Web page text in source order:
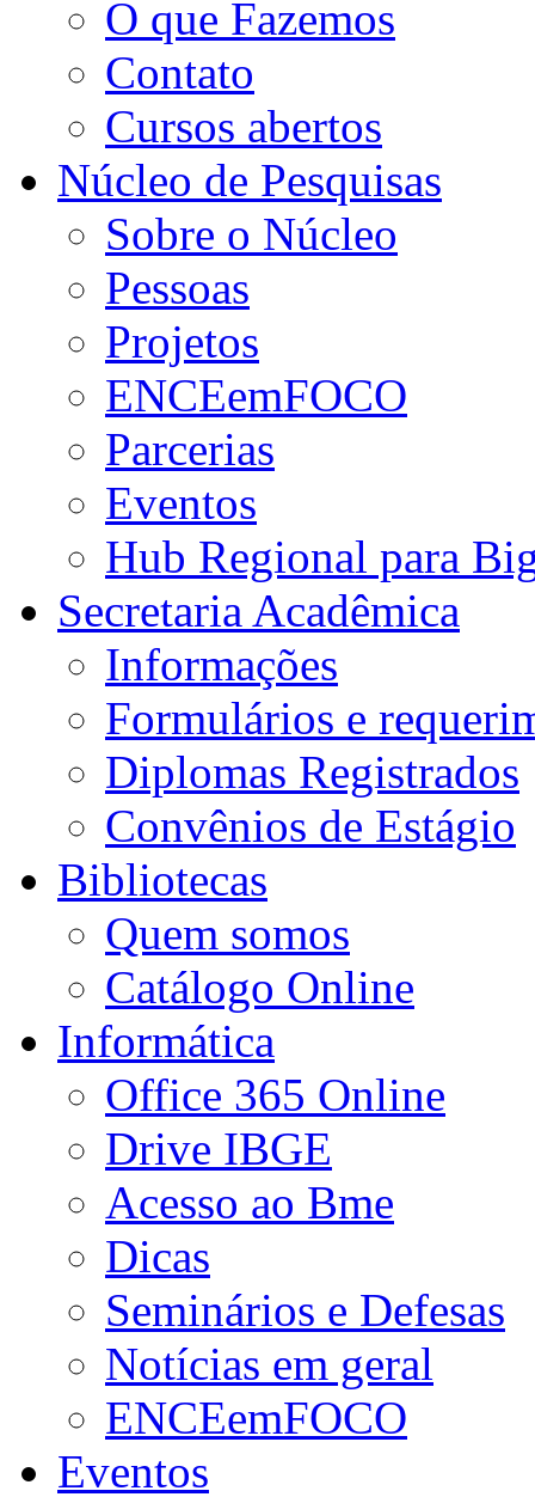
O que Fazemos
Contato
Cursos abertos
Núcleo de Pesquisas
Sobre o Núcleo
Pessoas
Projetos
ENCEemFOCO
Parcerias
Eventos
Hub Regional para
Secretaria Acadêmica
Informações
Formulários e
Diplomas Registrados
Convênios de Estágio
Bibliotecas
Quem somos
Catálogo Online
Informática
Office 365 Online
Drive IBGE
Acesso ao Bme
Dicas
Seminários e Defesas
Notícias em geral
ENCEemFOCO
Eventos